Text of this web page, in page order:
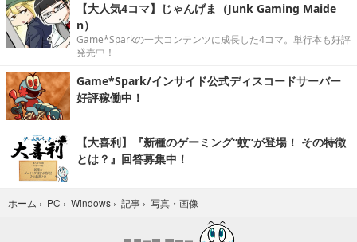
【大人気4コマ】じゃんげま（Junk Gaming Maide
n）
Game*Sparkの一大コンテンツに成長した4コマ。単行本も好評
発売中！
Game*Spark/インサイド公式ディスコードサーバー
好評稼働中！
【大喜利】『新種のゲーミング“蚊”が登場！ その特徴
とは？』回答募集中！
ホーム › PC › Windows › 記事 › 写真・画像